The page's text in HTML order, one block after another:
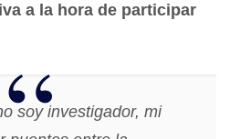
a la hora de participar
soy investigador, mi